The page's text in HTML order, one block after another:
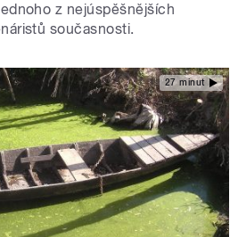
z nejúspěšnějších
současnosti.
27 minut